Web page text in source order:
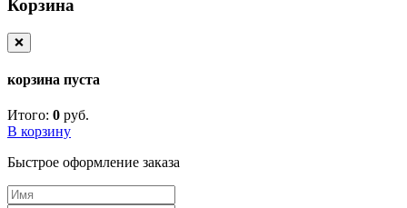
Корзина
❌
корзина пуста
Итого: 0 руб.
В корзину
Быстрое оформление заказа